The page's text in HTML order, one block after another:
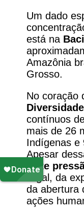
Um dado
está na
Amazônia
Grosso.
No coração
contínuos
mais de 26
Indígenas e
Apesar
forte
ilegal, da
da abertura
ações